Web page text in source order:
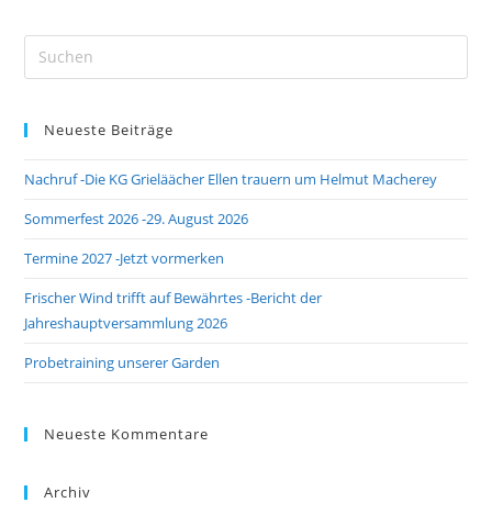
Neueste Beiträge
Nachruf -Die KG Grieläächer Ellen trauern um Helmut Macherey
Sommerfest 2026 -29. August 2026
Termine 2027 -Jetzt vormerken
Frischer Wind trifft auf Bewährtes -Bericht der
Jahreshauptversammlung 2026
Probetraining unserer Garden
Neueste Kommentare
Archiv